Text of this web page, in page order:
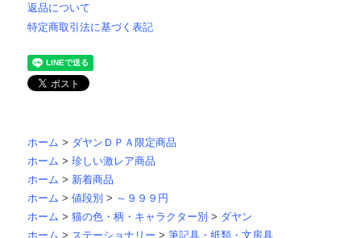
返品について
特定商取引法に基づく表記
ホーム > ダヤンＤＰＡ限定商品
ホーム > 珍しい激レア商品
ホーム > 新着商品
ホーム > 値段別 > ～９９９円
ホーム > 猫の色・柄・キャラクター別 > ダヤン
ホーム > ステーショナリー > 筆記具・紙類・文房具